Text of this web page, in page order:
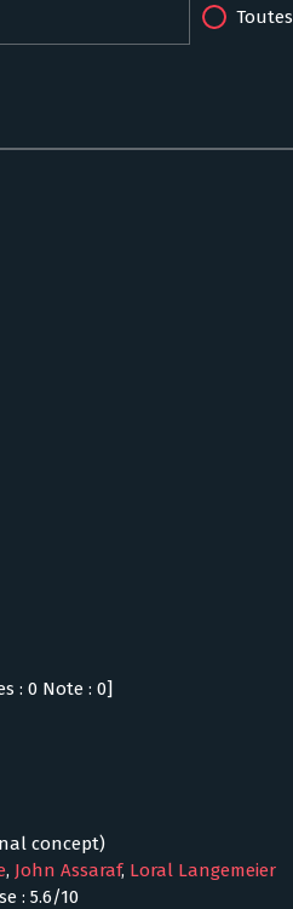
Toutes
: 0 Note : 0]
concept)
, John Assaraf, Loral Langemeier
: 5.6/10